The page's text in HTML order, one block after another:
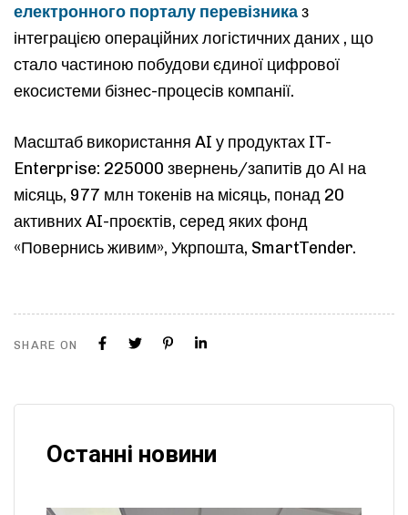
електронного порталу перевізниказ
інтеграцією операційних логістичних даних , що
стало частиною побудови єдиної цифрової
екосистеми бізнес-процесів компанії.
Масштаб використання AI у продуктах IT-
Enterprise​: 225000 звернень/запитів до АІ на
місяць​, 977 млн токенів на місяць​, понад 20
активних AI-проєктів, серед яких фонд
«Повернись живим», Укрпошта, SmartTender.
SHARE ON
Останні новини